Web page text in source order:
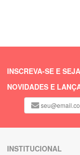
INSCREVA-SE E
NOVIDADES E
INSTITUCIONAL